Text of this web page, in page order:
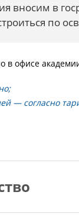
вносим в
по
в офисе
— согласно